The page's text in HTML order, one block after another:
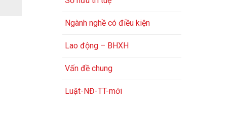
Ngành nghề có điều kiện
Lao động – BHXH
Vấn đề chung
Luật-NĐ-TT-mới